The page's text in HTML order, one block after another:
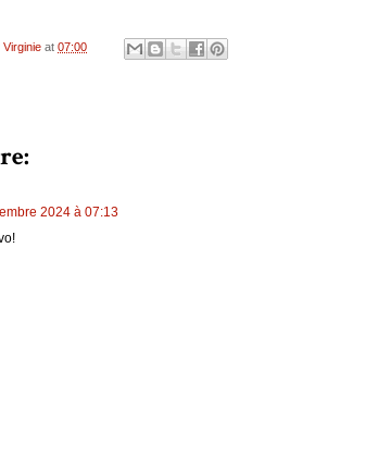
at 07:00
2024 à 07:13